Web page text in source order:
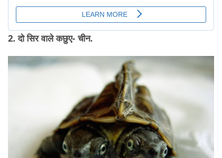
2. दो सिर वाले कछुए- चीन.